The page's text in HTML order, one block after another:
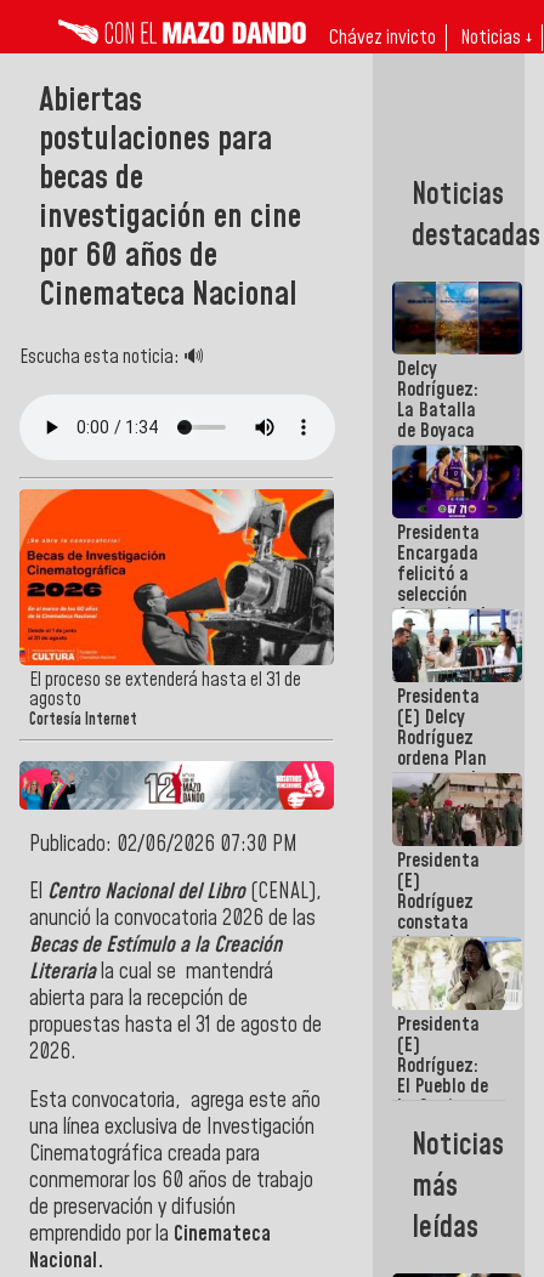
Chávez invicto Noticias ↓
Abiertas
postulaciones para
becas de
investigación en cine
por 60 años de
Cinemateca Nacional
Escucha esta noticia: 🔊
El proceso se extenderá hasta el 31 de
agosto
Cortesía Internet
Publicado: 02/06/2026 07:30 PM
El Centro Nacional del Libro(CENAL),
anunció la convocatoria 2026 de las
Becas de Estímulo a la Creación
Literariala cual se mantendrá
abierta para la recepción de
propuestas hasta el 31 de agosto de
2026.
Esta convocatoria, agrega este año
una línea exclusiva de Investigación
Cinematográfica creada para
conmemorar los 60 años de trabajo
de preservación y difusión
emprendido por la Cinemateca
Nacional.
Noticias
destacadas
Delcy
Rodríguez:
La Batalla
de Boyaca
representa
un capítulo
decisivo en
la gesta
emancipadora
de nuestra
América
Presidenta
Encargada
felicitó a
selección
femenina de
baloncesto
por su
clasificación
a la
AmeriCup
2027
Presidenta
(E) Delcy
Rodríguez
ordena Plan
maestro de
desarrollo
logístico y
turístico
para La
Guaira
Presidenta
(E)
Rodríguez
constata
obras de
rehabilitación
de Escuela
Militar de
Mamo en La
Guaira
Presidenta
(E)
Rodríguez:
El Pueblo de
La Guaira
siempre
estará
acompañada
por el
Gobierno
Nacional
Noticias
más
leídas